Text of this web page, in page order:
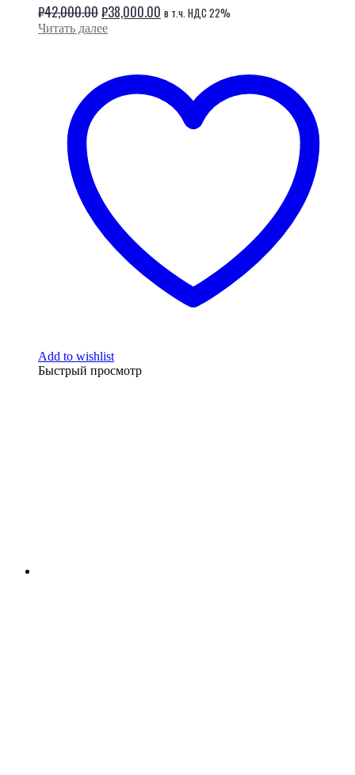
₽42,000.00Первоначальная
цена
₽38,000.00 Текущая
в т.ч. НДС 22%
Читать далее
Add to wishlist
Быстрый просмотр